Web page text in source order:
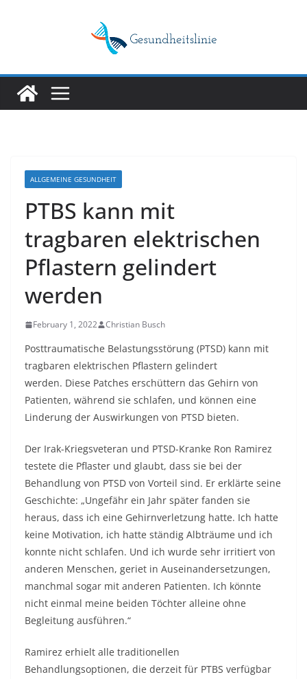
ALLGEMEINE GESUNDHEIT
PTBS kann mit
tragbaren elektrischen
Pflastern gelindert
werden
February 1, 2022 Christian Busch
Posttraumatische Belastungsstörung (PTSD) kann mit
tragbaren elektrischen Pflastern gelindert
werden. Diese Patches erschüttern das Gehirn von
Patienten, während sie schlafen, und können eine
Linderung der Auswirkungen von PTSD bieten.
Der Irak-Kriegsveteran und PTSD-Kranke Ron Ramirez
testete die Pflaster und glaubt, dass sie bei der
Behandlung von PTSD von Vorteil sind. Er erklärte seine
Geschichte: „Ungefähr ein Jahr später fanden sie
heraus, dass ich eine Gehirnverletzung hatte. Ich hatte
keine Motivation, ich hatte ständig Albträume und ich
konnte nicht schlafen. Und ich wurde sehr irritiert von
anderen Menschen, geriet in Auseinandersetzungen,
manchmal sogar mit anderen Patienten. Ich könnte
nicht einmal meine beiden Töchter alleine ohne
Begleitung ausführen.“
Ramirez erhielt alle traditionellen
Behandlungsoptionen, die derzeit für PTBS verfügbar